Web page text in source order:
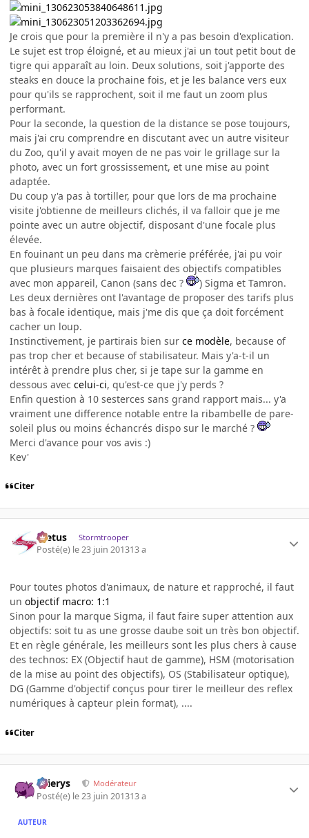
Je crois que pour la première il n'y a pas besoin d'explication.
Le sujet est trop éloigné, et au mieux j'ai un tout petit bout de
tigre qui apparaît au loin. Deux solutions, soit j'apporte des
steaks en douce la prochaine fois, et je les balance vers eux
pour qu'ils se rapprochent, soit il me faut un zoom plus
performant.
Pour la seconde, la question de la distance se pose toujours,
mais j'ai cru comprendre en discutant avec un autre visiteur
du Zoo, qu'il y avait moyen de ne pas voir le grillage sur la
photo, avec un fort grossissement, et une mise au point
adaptée.
Du coup y'a pas à tortiller, pour que lors de ma prochaine
visite j'obtienne de meilleurs clichés, il va falloir que je me
pointe avec un autre objectif, disposant d'une focale plus
élevée.
En fouinant un peu dans ma crèmerie préférée, j'ai pu voir
que plusieurs marques faisaient des objectifs compatibles
avec mon appareil, Canon (sans dec ?
) Sigma et Tamron.
Les deux dernières ont l'avantage de proposer des tarifs plus
bas à focale identique, mais j'me dis que ça doit forcément
cacher un loup.
Instinctivement, je partirais bien sur ce modèle, because of
pas trop cher et because of stabilisateur. Mais y'a-t-il un
intérêt à prendre plus cher, si je tape sur la gamme en
dessous avec celui-ci, qu'est-ce que j'y perds ?
Enfin question à 10 sesterces sans grand rapport mais... y'a
vraiment une difference notable entre la ribambelle de pare-
soleil plus ou moins échancrés dispo sur le marché ?
Merci d'avance pour vos avis :)
Kev'
Citer
foetus Stormtrooper
Posté(e) le 23 juin 201313 a
Pour toutes photos d'animaux, de nature et rapproché, il faut
un objectif macro: 1:1
Sinon pour la marque Sigma, il faut faire super attention aux
objectifs: soit tu as une grosse daube soit un très bon objectif.
Et en règle générale, les meilleurs sont les plus chers à cause
des technos: EX (Objectif haut de gamme), HSM (motorisation
de la mise au point des objectifs), OS (Stabilisateur optique),
DG (Gamme d'objectif conçus pour tirer le meilleur des reflex
numériques à capteur plein format), ....
Citer
Ellierys Modérateur
Posté(e) le 23 juin 201313 a
AUTEUR